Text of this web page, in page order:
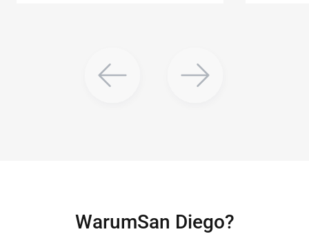
WarumSan Diego?